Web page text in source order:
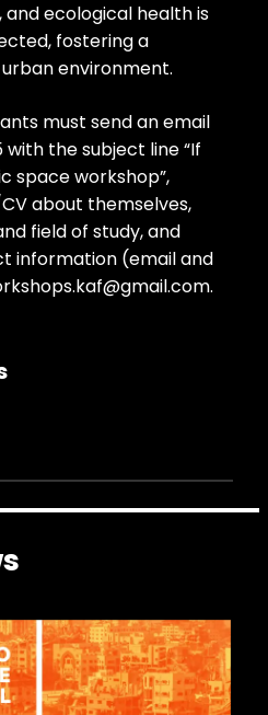
ecological health is
fostering a
environment.
must send an email
the subject line “If
space workshop”,
about themselves,
field of study, and
information (email and